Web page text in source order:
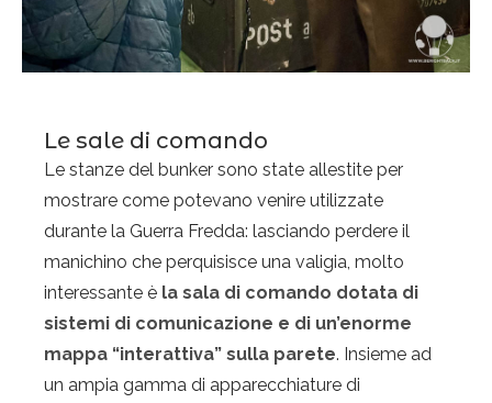
Le sale di comando
Le stanze del bunker sono state allestite per
mostrare come potevano venire utilizzate
durante la Guerra Fredda: lasciando perdere il
manichino che perquisisce una valigia, molto
interessante è la sala di comando dotata di
sistemi di comunicazione e di un’enorme
mappa “interattiva” sulla parete. Insieme ad
un ampia gamma di apparecchiature di